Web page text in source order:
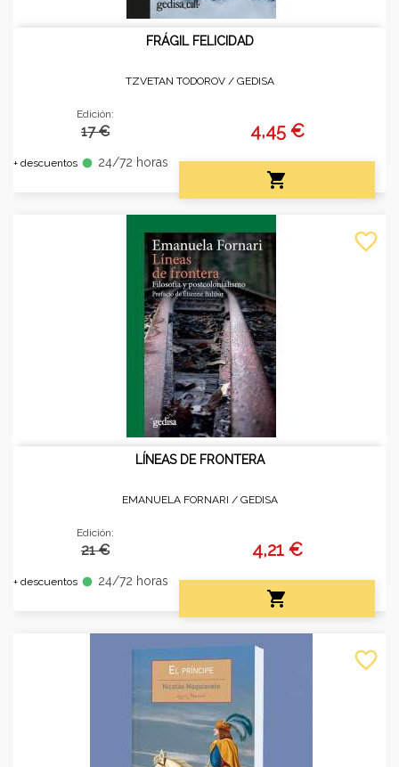
FRÁGIL FELICIDAD
TZVETAN TODOROV / GEDISA
Edición:
17 €
+ descuentos fiber_manual_record 24/72 horas
4,45 €

LÍNEAS DE FRONTERA
EMANUELA FORNARI / GEDISA
Edición:
21 €
+ descuentos fiber_manual_record 24/72 horas
4,21 €

favorite_border
favorite_border